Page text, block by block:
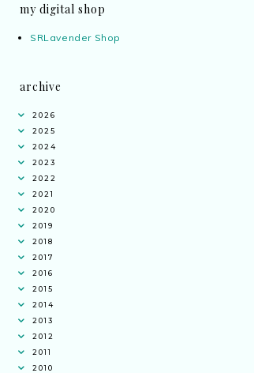
my digital shop
SRLavender Shop
archive
2026
2025
2024
2023
2022
2021
2020
2019
2018
2017
2016
2015
2014
2013
2012
2011
2010